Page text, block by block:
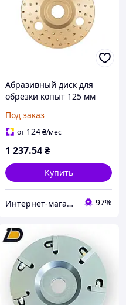
Абразивный диск для
обрезки копыт 125 мм
болгарку для шлифовки
копыт
Под заказ
от 124₴/мес
1 237.54₴
Купить
Интернет-магазин качественных инструментов ''VERFO'' 97%